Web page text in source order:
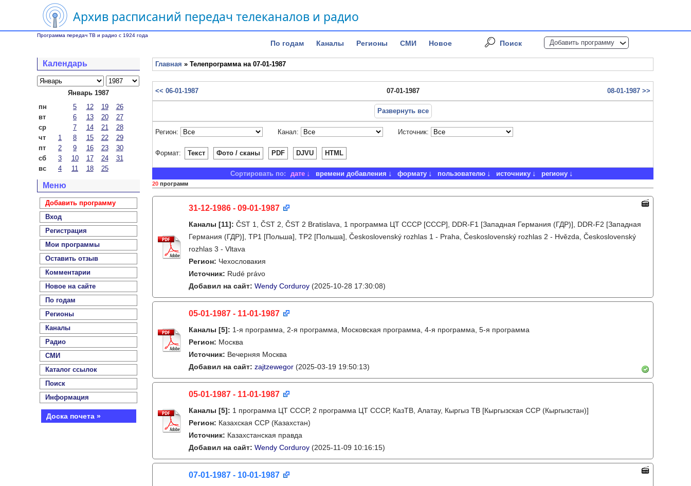
Архив расписаний передач телеканалов и радио
Программа передач ТВ и радио с 1924 года
По годам Каналы Регионы СМИ Новое Поиск Добавить программу
Календарь
Январь 1987
пн
5 12 19
26
вт
6 13 20
27
ср
7 14 21
28
чт
1 8 15 22
29
пт
2 9 16 23
30
сб
3 10 17 24
31
вс
4 11 18 25
Меню
Добавить программу
Вход
Регистрация
Мои программы
Оставить отзыв
Комментарии
Новое на сайте
По годам
Регионы
Каналы
Радио
СМИ
Каталог ссылок
Поиск
Информация
Доска почета »
Главная » Телепрограмма на 07-01-1987
<< 06-01-1987 07-01-1987 08-01-1987 >>
Развернуть все
Регион: Канал: Источник:
Формат: Текст Фото / сканы PDF DJVU HTML
Сортировать по: дате времени добавления формату пользователю источнику региону
20 программ
31-12-1986 - 09-01-1987
Каналы [11]: ČST 1, ČST 2, ČST 2 Bratislava, 1 программа ЦТ СССР [СССР], DDR-F1 [Западная Германия (ГДР)], DDR-F2 [Западная
Германия (ГДР)], TP1 [Польша], TP2 [Польша], Československý rozhlas 1 - Praha, Československý rozhlas 2 - Hvězda, Československý
rozhlas 3 - Vltava
Регион: Чехословакия
Источник: Rudé právo
Добавил на сайт: Wendy Corduroy (2025-10-28 17:30:08)
05-01-1987 - 11-01-1987
Каналы [5]: 1-я программа, 2-я программа, Московская программа, 4-я программа, 5-я программа
Регион: Москва
Источник: Вечерняя Москва
Добавил на сайт: zajtzewegor (2025-03-19 19:50:13)
05-01-1987 - 11-01-1987
Каналы [5]: 1 программа ЦТ СССР, 2 программа ЦТ СССР, КазТВ, Алатау, Кыргыз ТВ [Кыргызская ССР (Кыргызстан)]
Регион: Казахская ССР (Казахстан)
Источник: Казахстанская правда
Добавил на сайт: Wendy Corduroy (2025-11-09 10:16:15)
07-01-1987 - 10-01-1987